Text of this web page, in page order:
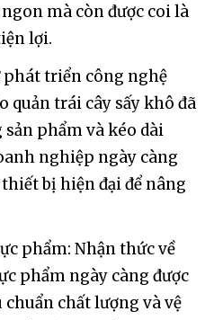
mà còn được coi là
lợi.
phát triển công nghệ
quản trái cây sấy khô đã
phẩm và kéo dài
nghiệp ngày càng
bị hiện đại để nâng
phẩm: Nhận thức về
phẩm ngày càng được
chuẩn chất lượng và vệ